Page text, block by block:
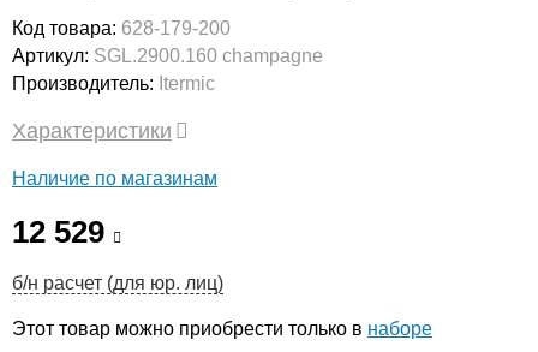
Код товара: 628-179-200
Артикул: SGL.2900.160 champagne
Производитель: Itermic
Характеристики
Наличие по магазинам
12 529
б/н расчет (для юр. лиц)
Этот товар можно приобрести только в наборе